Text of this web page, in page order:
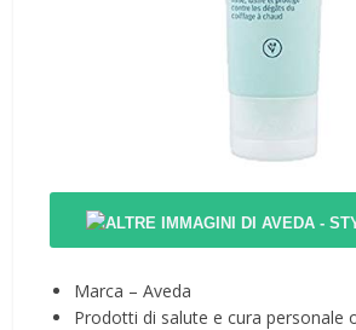
Marca – Aveda
Prodotti di salute e cura personale